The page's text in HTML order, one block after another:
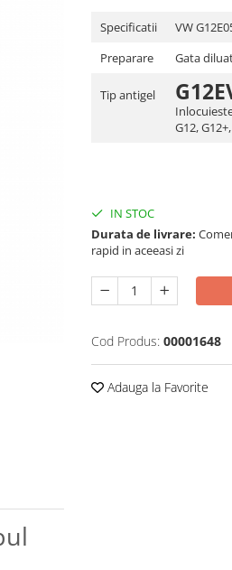
Specificatii
VW
Preparare
Gata
Tip antigel
G12,
IN STOC
Durata de livrare:
rapid in aceeasi zi
Cod Produs: 00001648
Adauga la Favorite